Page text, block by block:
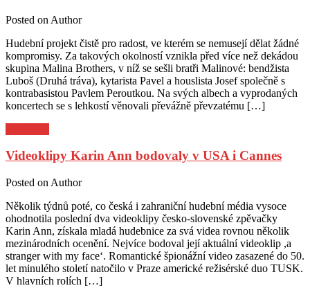
Posted on Author
Hudební projekt čistě pro radost, ve kterém se nemusejí dělat žádné
kompromisy. Za takových okolností vznikla před více než dekádou
skupina Malina Brothers, v níž se sešli bratři Malinové: bendžista
Luboš (Druhá tráva), kytarista Pavel a houslista Josef společně s
kontrabasistou Pavlem Peroutkou. Na svých albech a vyprodaných
koncertech se s lehkostí věnovali převážně převzatému […]
Videoklipy Karin Ann bodovaly v USA i Cannes
Posted on Author
Několik týdnů poté, co česká i zahraniční hudební média vysoce
ohodnotila poslední dva videoklipy česko-slovenské zpěvačky
Karin Ann, získala mladá hudebnice za svá videa rovnou několik
mezinárodních ocenění. Nejvíce bodoval její aktuální videoklip ,a
stranger with my face‘. Romantické špionážní video zasazené do 50.
let minulého století natočilo v Praze americké režisérské duo TUSK.
V hlavních rolích […]